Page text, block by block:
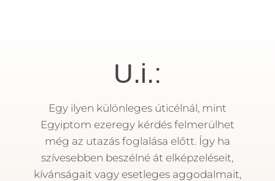
U.i.:
Egy ilyen különleges úticélnál, mint
Egyiptom ezeregy kérdés felmerülhet
még az utazás foglalása előtt. Így ha
szívesebben beszélné át elképzeléseit,
kívánságait vagy esetleges aggodalmait,